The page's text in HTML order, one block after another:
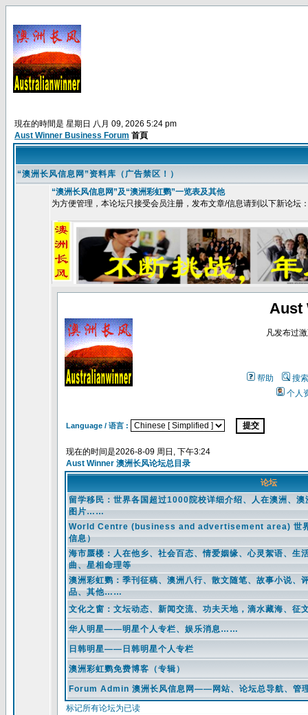
現在的時間是 星期日 八月 09, 2026 5:24 pm
Aust Winner Business Forum 首頁
“澳洲长风信息网”资料库（广告禁区！）
“澳洲长风信息网”及“澳洲彩虹鹦”一览表及其他
为方便管理，本论坛只接受会员注册，发布文章/信息请到以下新论坛